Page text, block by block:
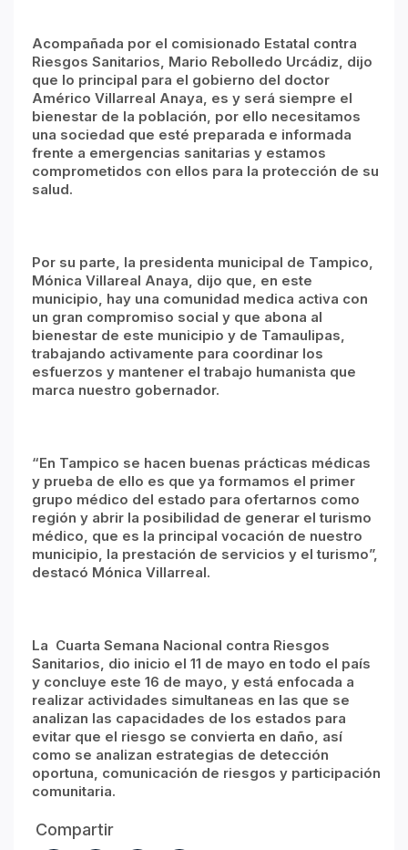
Acompañada por el comisionado Estatal contra
Riesgos Sanitarios, Mario Rebolledo Urcádiz, dijo
que lo principal para el gobierno del doctor
Américo Villarreal Anaya, es y será siempre el
bienestar de la población, por ello necesitamos
una sociedad que esté preparada e informada
frente a emergencias sanitarias y estamos
comprometidos con ellos para la protección de su
salud.
Por su parte, la presidenta municipal de Tampico,
Mónica Villareal Anaya, dijo que, en este
municipio, hay una comunidad medica activa con
un gran compromiso social y que abona al
bienestar de este municipio y de Tamaulipas,
trabajando activamente para coordinar los
esfuerzos y mantener el trabajo humanista que
marca nuestro gobernador.
“En Tampico se hacen buenas prácticas médicas
y prueba de ello es que ya formamos el primer
grupo médico del estado para ofertarnos como
región y abrir la posibilidad de generar el turismo
médico, que es la principal vocación de nuestro
municipio, la prestación de servicios y el turismo”,
destacó Mónica Villarreal.
La Cuarta Semana Nacional contra Riesgos
Sanitarios, dio inicio el 11 de mayo en todo el país
y concluye este 16 de mayo, y está enfocada a
realizar actividades simultaneas en las que se
analizan las capacidades de los estados para
evitar que el riesgo se convierta en daño, así
como se analizan estrategias de detección
oportuna, comunicación de riesgos y participación
comunitaria.
Compartir